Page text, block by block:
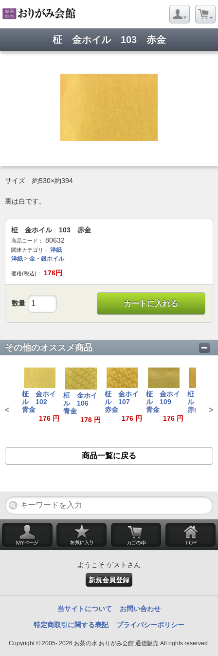
柾 金ホイル 103 赤金
サイズ 約530×約394
裏は白です。
柾 金ホイル 103 赤金
商品コード： 80632
関連カテゴリ：
洋紙
洋紙 > 金・銀ホイル
価格(税込)： 176円
数量 カートに入れる
その他のオススメ商品
柾 金ホイ
ル 102
青金
176 円
柾 金ホイ
ル 106
青金
176 円
柾 金ホイ
ル 107
赤金
176 円
柾 金ホイ
ル 109
青金
176 円
柾 金ホ
ル
赤金
< >
商品一覧に戻る
ようこそ ゲストさん
新規会員登録
当サイトについて お問い合わせ
特定商取引に関する表記 プライバシーポリシー
Copyright © 2005- 2026 お茶の水 おりがみ会館 通信販売 All rights reserved.